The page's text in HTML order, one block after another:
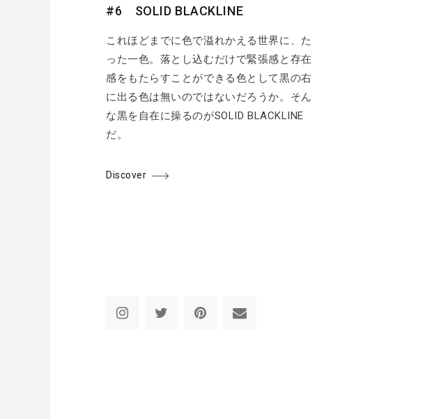
#6 SOLID BLACKLINE
これほどまでに色で溢れかえる世界に、た
った一色。落とし込むだけで緊張感と存在
感をもたらすことができる色として黒の右
に出る色は無いのではないだろうか。そん
な黒を自在に操るのがSOLID BLACKLINE
だ。
Discover